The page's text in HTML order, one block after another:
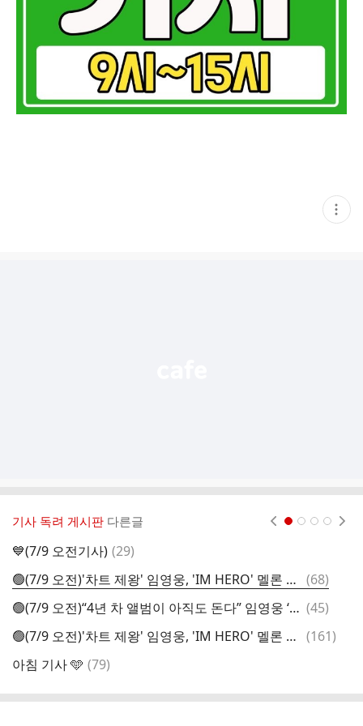
현
재
기사 독려 게시판 다른글
💙(7/9 오전기사) 댓
(29)
🟢(7/9 오전)'차트 제왕' 임영웅, 'IM HERO' 멜론 46억 돌파..메가 스테디셀러 신화 계속🟢 댓
글
(68)
🟢(7/9 오전)“4년 차 앨범이 아직도 돈다” 임영웅 ‘IM HERO’, 멜론 46억 스트리밍 돌파🟢 댓
(45)
🟢(7/9 오전)'차트 제왕' 임영웅, 'IM HERO' 멜론 46억 돌파..메가 스테디셀러 신화 계속🟢 댓
(161)
아침 기사 🩵 댓
(79)